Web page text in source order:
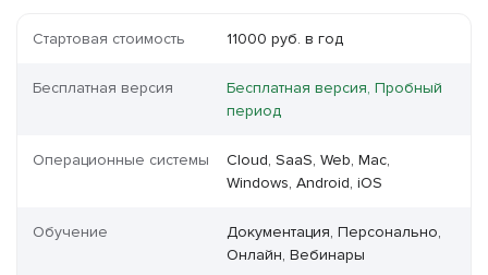
Стартовая стоимость 11000 руб. в год
Бесплатная версия
Бесплатная версия, Пробный
период
Операционные системы
Cloud, SaaS, Web, Mac,
Windows, Android, iOS
Обучение
Документация, Персонально,
Онлайн, Вебинары